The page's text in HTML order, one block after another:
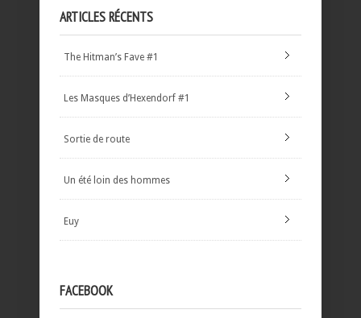
ARTICLES RÉCENTS
The Hitman’s Fave #1
Les Masques d’Hexendorf #1
Sortie de route
Un été loin des hommes
Euy
FACEBOOK